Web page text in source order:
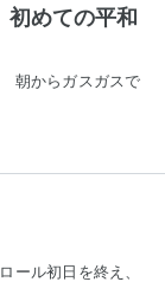
めての平和
朝からガスガスで
ール初日を終え、